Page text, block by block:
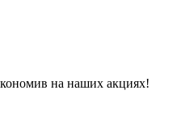
на наших акциях!